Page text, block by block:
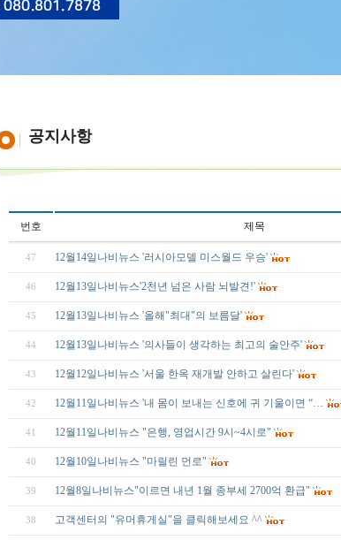
공지사항
번호 제목
47 12월14일나비뉴스 '러시아모델 미스월드 우승'
46 12월13일나비뉴스'2천년 넘은 사람 뇌발견!'
45 12월13일나비뉴스 '올해"최대"의 보름달'
44 12월13일나비뉴스 '의사들이 생각하는 최고의 술안주'
43 12월12일나비뉴스 '서울 한옥 재개발 안하고 살린다'
42 12월11일나비뉴스 '내 몸이 보내는 신호에 귀 기울이면 “…
41 12월11일나비뉴스 "은행, 영업시간 9시~4시로"
40 12월10일나비뉴스 "마릴린 먼로"
39 12월8일나비뉴스"이르면 내년 1월 종부세 2700억 환급"
38 고객센터의 "유머휴게실"을 클릭해보세요 ^^